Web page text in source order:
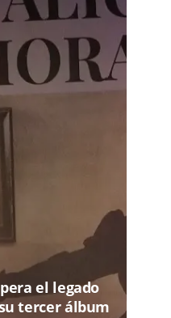
el legado
tercer álbum